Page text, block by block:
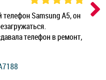
телефон Samsung A5, он
телефон в ремонт,
диагностику и сказал